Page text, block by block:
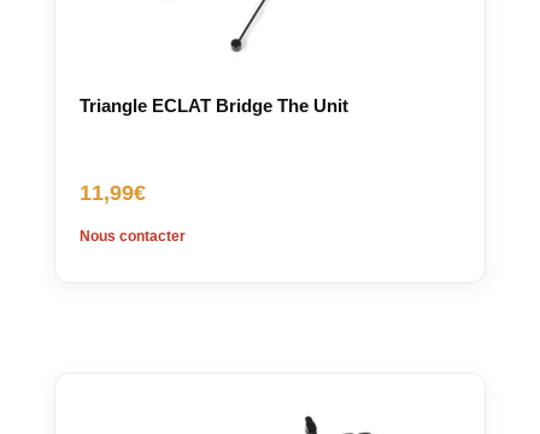
Triangle ECLAT Bridge The Unit
11,99€
Nous contacter